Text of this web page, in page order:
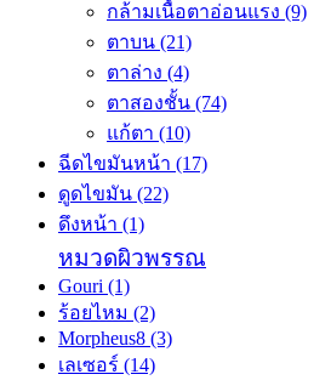
กล้ามเนื้อตาอ่อนแรง (9)
ตาบน (21)
ตาล่าง (4)
ตาสองชั้น (74)
แก้ตา (10)
ฉีดไขมันหน้า (17)
ดูดไขมัน (22)
ดึงหน้า (1)
หมวดผิวพรรณ
Gouri (1)
ร้อยไหม (2)
Morpheus8 (3)
เลเซอร์ (14)